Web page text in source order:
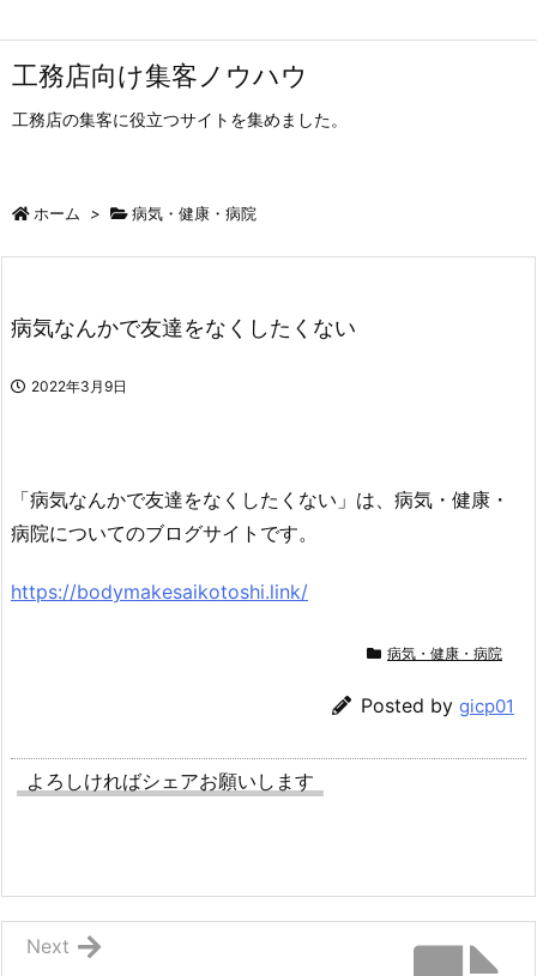
工務店向け集客ノウハウ
工務店の集客に役立つサイトを集めました。
ホーム > 病気・健康・病院
病気なんかで友達をなくしたくない
2022年3月9日
「病気なんかで友達をなくしたくない」は、病気・健康・
病院についてのブログサイトです。
https://bodymakesaikotoshi.link/
病気・健康・病院
Posted by gicp01
よろしければシェアお願いします
Next